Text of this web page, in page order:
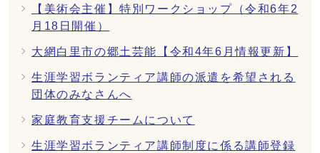
【美術会主催】特別ワークショップ（令和6年2
月18日開催）
大網白里市の郷土芸能【令和4年6月情報更新】
生涯学習ボランティア講師の派遣を希望される
団体のみなさんへ
家庭教育支援チームについて
生涯学習ボランティア講師制度に係る講師登録